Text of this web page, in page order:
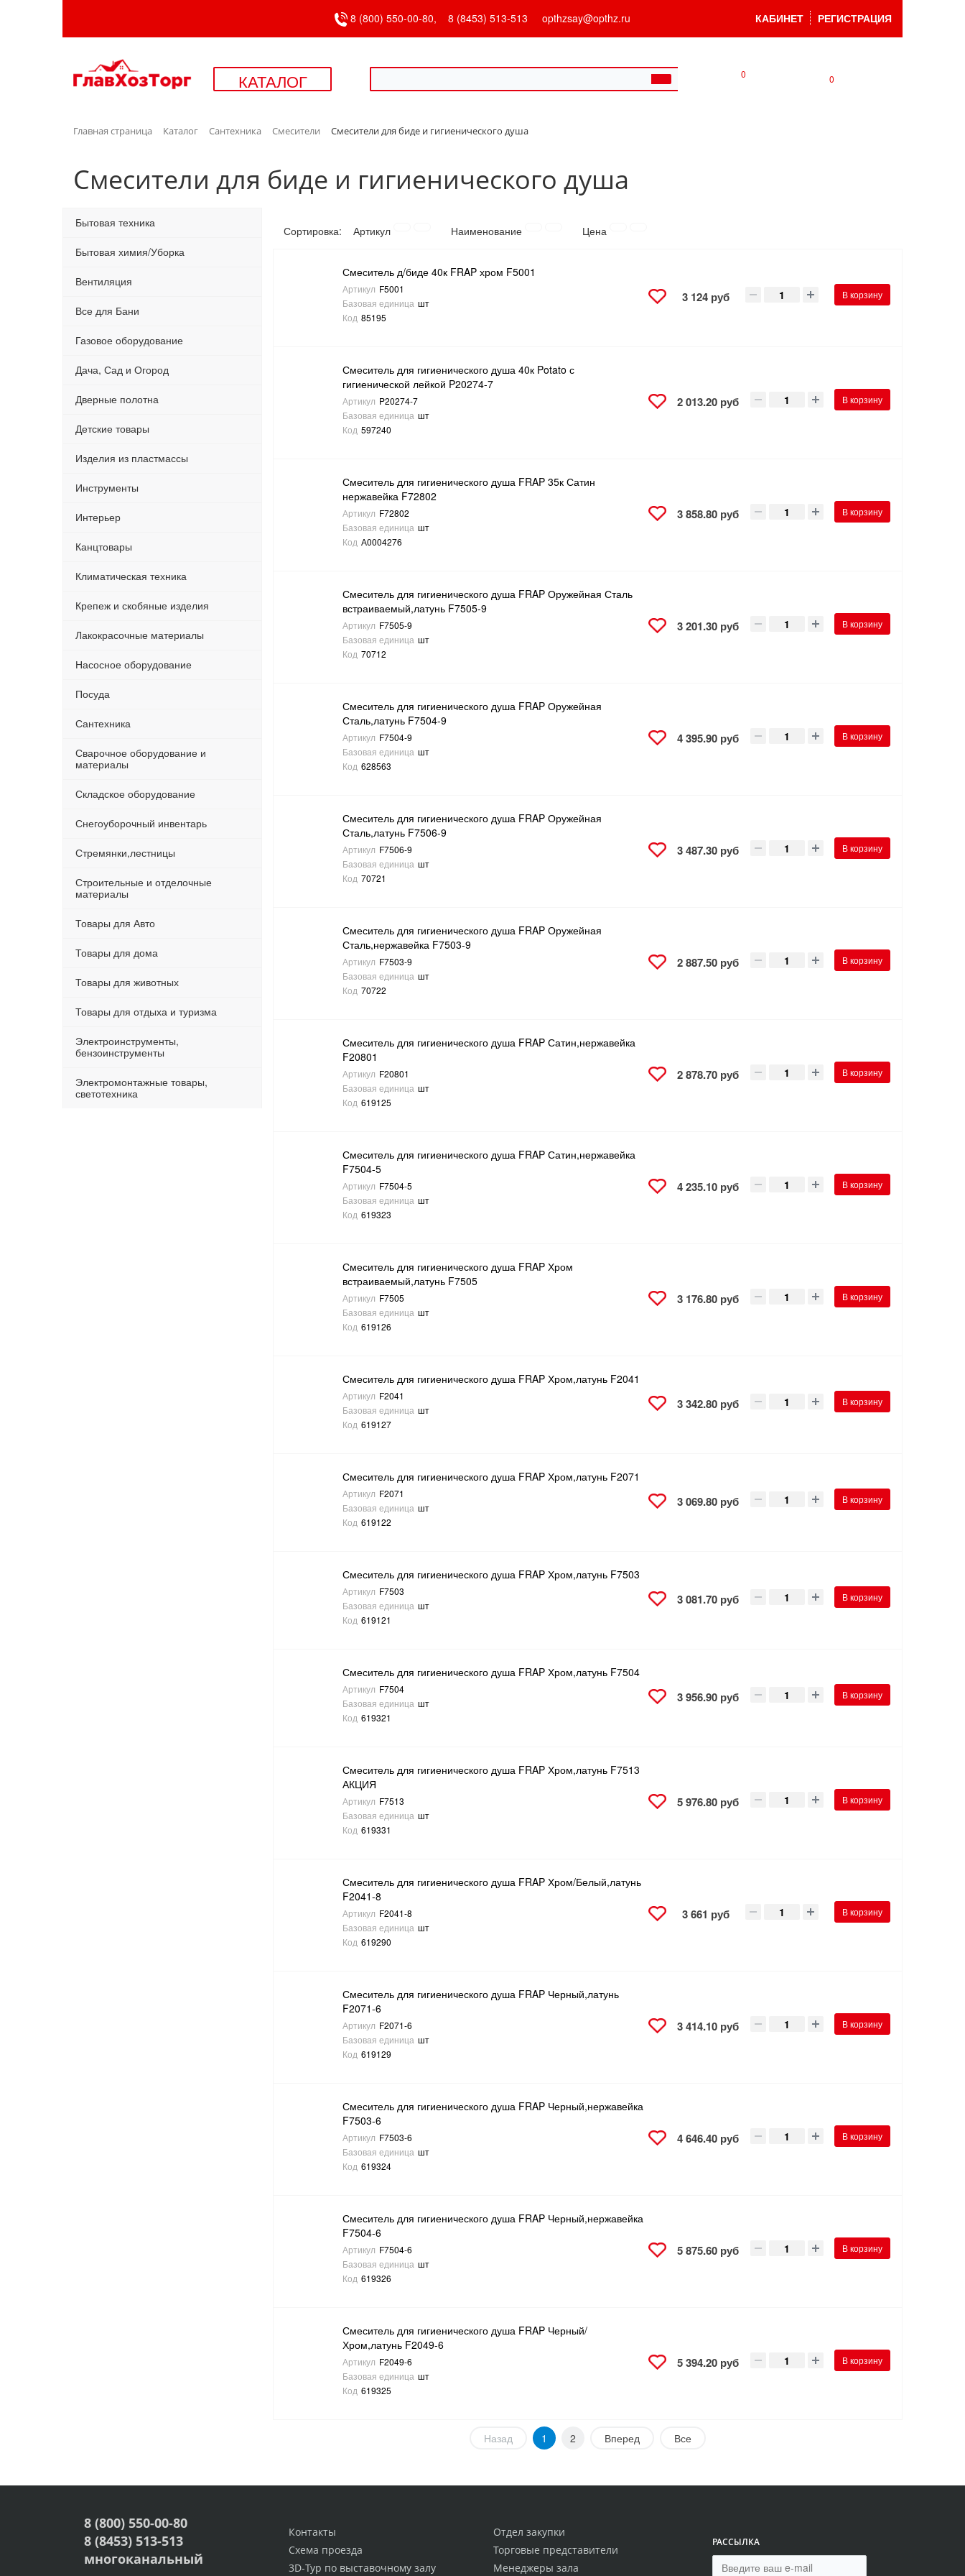
8 (800) 550-00-80, 8 (8453) 513-513 opthzsay@opthz.ru КАБИНЕТ РЕГИСТРАЦИЯ
КАТАЛОГ 0 0
Главная страница Каталог Сантехника Смесители Смесители для биде и гигиенического душа
Смесители для биде и гигиенического душа
Бытовая техника
Бытовая химия/Уборка
Вентиляция
Все для Бани
Газовое оборудование
Дача, Сад и Огород
Дверные полотна
Детские товары
Изделия из пластмассы
Инструменты
Интерьер
Канцтовары
Климатическая техника
Крепеж и скобяные изделия
Лакокрасочные материалы
Насосное оборудование
Посуда
Сантехника
Сварочное оборудование и
материалы
Складское оборудование
Снегоуборочный инвентарь
Стремянки,лестницы
Строительные и отделочные
материалы
Товары для Авто
Товары для дома
Товары для животных
Товары для отдыха и туризма
Электроинструменты,
бензоинструменты
Электромонтажные товары,
светотехника
Сортировка: Артикул Наименование Цена
Смеситель д/биде 40к FRAP хром F5001
Артикул F5001
Базовая единица шт
Код 85195
3 124 руб В корзину
Смеситель для гигиенического душа 40к Potato с
гигиенической лейкой P20274-7
Артикул P20274-7
Базовая единица шт
Код 597240
2 013.20 руб В корзину
Смеситель для гигиенического душа FRAP 35к Сатин
нержавейка F72802
Артикул F72802
Базовая единица шт
Код А0004276
3 858.80 руб В корзину
Смеситель для гигиенического душа FRAP Оружейная Сталь
встраиваемый,латунь F7505-9
Артикул F7505-9
Базовая единица шт
Код 70712
3 201.30 руб В корзину
Смеситель для гигиенического душа FRAP Оружейная
Сталь,латунь F7504-9
Артикул F7504-9
Базовая единица шт
Код 628563
4 395.90 руб В корзину
Смеситель для гигиенического душа FRAP Оружейная
Сталь,латунь F7506-9
Артикул F7506-9
Базовая единица шт
Код 70721
3 487.30 руб В корзину
Смеситель для гигиенического душа FRAP Оружейная
Сталь,нержавейка F7503-9
Артикул F7503-9
Базовая единица шт
Код 70722
2 887.50 руб В корзину
Смеситель для гигиенического душа FRAP Сатин,нержавейка
F20801
Артикул F20801
Базовая единица шт
Код 619125
2 878.70 руб В корзину
Смеситель для гигиенического душа FRAP Сатин,нержавейка
F7504-5
Артикул F7504-5
Базовая единица шт
Код 619323
4 235.10 руб В корзину
Смеситель для гигиенического душа FRAP Хром
встраиваемый,латунь F7505
Артикул F7505
Базовая единица шт
Код 619126
3 176.80 руб В корзину
Смеситель для гигиенического душа FRAP Хром,латунь F2041
Артикул F2041
Базовая единица шт
Код 619127
3 342.80 руб В корзину
Смеситель для гигиенического душа FRAP Хром,латунь F2071
Артикул F2071
Базовая единица шт
Код 619122
3 069.80 руб В корзину
Смеситель для гигиенического душа FRAP Хром,латунь F7503
Артикул F7503
Базовая единица шт
Код 619121
3 081.70 руб В корзину
Смеситель для гигиенического душа FRAP Хром,латунь F7504
Артикул F7504
Базовая единица шт
Код 619321
3 956.90 руб В корзину
Смеситель для гигиенического душа FRAP Хром,латунь F7513
АКЦИЯ
Артикул F7513
Базовая единица шт
Код 619331
5 976.80 руб В корзину
Смеситель для гигиенического душа FRAP Хром/Белый,латунь
F2041-8
Артикул F2041-8
Базовая единица шт
Код 619290
3 661 руб В корзину
Смеситель для гигиенического душа FRAP Черный,латунь
F2071-6
Артикул F2071-6
Базовая единица шт
Код 619129
3 414.10 руб В корзину
Смеситель для гигиенического душа FRAP Черный,нержавейка
F7503-6
Артикул F7503-6
Базовая единица шт
Код 619324
4 646.40 руб В корзину
Смеситель для гигиенического душа FRAP Черный,нержавейка
F7504-6
Артикул F7504-6
Базовая единица шт
Код 619326
5 875.60 руб В корзину
Смеситель для гигиенического душа FRAP Черный/
Хром,латунь F2049-6
Артикул F2049-6
Базовая единица шт
Код 619325
5 394.20 руб В корзину
Назад 1 2 Вперед Все
Отдел закупки
Торговые представители
Менеджеры зала
Контакты
Схема проезда
3D-Тур по выставочному залу
РАССЫЛКА
8 (800) 550-00-80
8 (8453) 513-513
многоканальный